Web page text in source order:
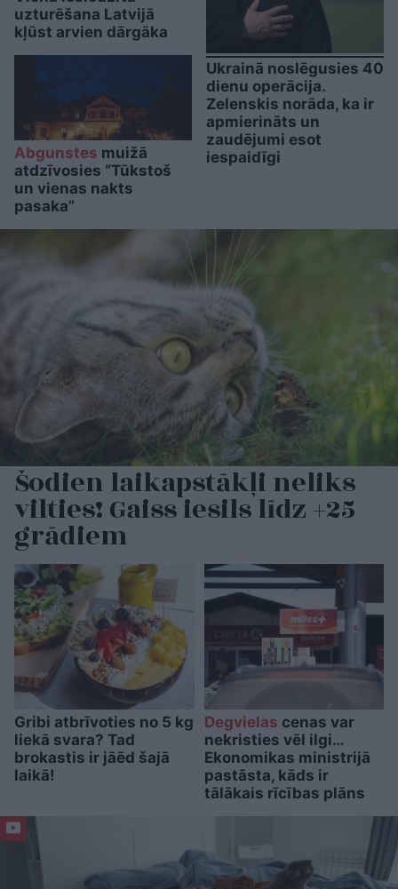
uzturēšana Latvijā
kļūst arvien dārgāka
Abgunstes muižā
atdzīvosies “Tūkstoš
un vienas nakts
pasaka”
Ukrainā noslēgusies 40
dienu operācija.
Zelenskis norāda, ka ir
apmierināts un
zaudējumi esot
iespaidīgi
Šodien laikapstākļi neliks
vilties! Gaiss iesils līdz +25
grādiem
Gribi atbrīvoties no 5 kg
liekā svara? Tad
brokastis ir jāēd šajā
laikā!
Degvielas cenas var
nekristies vēl ilgi…
Ekonomikas ministrijā
pastāsta, kāds ir
tālākais rīcības plāns